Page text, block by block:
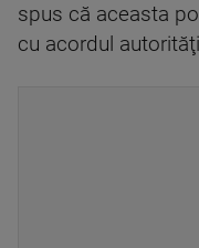
spus că aceasta
cu acordul